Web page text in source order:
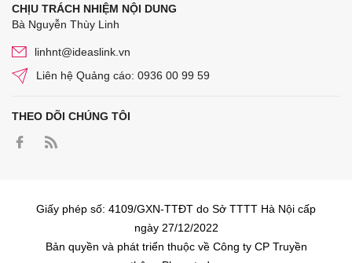
CHỊU TRÁCH NHIỆM NỘI DUNG
Bà Nguyễn Thùy Linh
linhnt@ideaslink.vn
Liên hệ Quảng cáo: 0936 00 99 59
THEO DÕI CHÚNG TÔI
Giấy phép số: 4109/GXN-TTĐT do Sở TTTT Hà Nội cấp
ngày 27/12/2022
Bản quyền và phát triển thuộc về Công ty CP Truyền